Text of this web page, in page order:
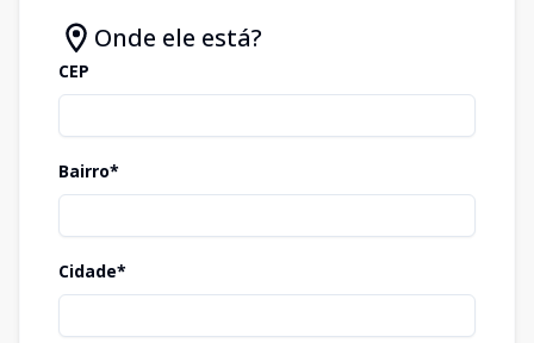
Onde ele está?
CEP
Bairro*
Cidade*